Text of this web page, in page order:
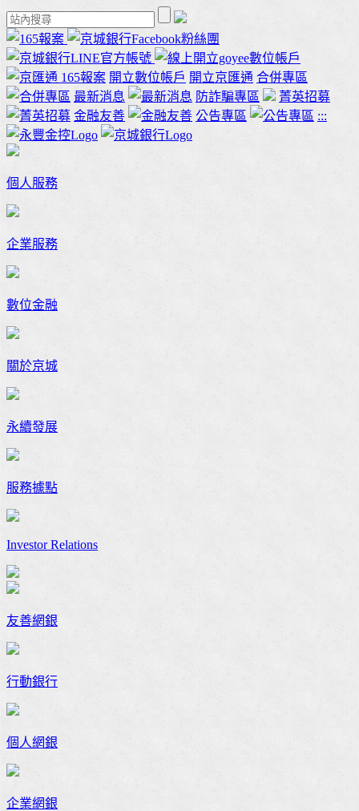
165報案 開立數位帳戶 開立京匯通 合併專區
最新消息
防詐騙專區
菁英招募
金融友善
公告專區 :::
個人服務
企業服務
數位金融
關於京城
永續發展
服務據點
Investor Relations
友善網銀
行動銀行
個人網銀
企業網銀